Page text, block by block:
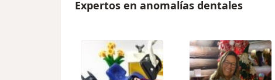
Expertos en anomalías dentales